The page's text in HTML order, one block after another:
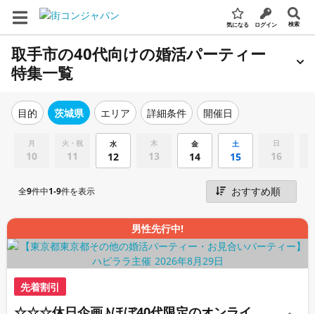
気になる ログイン 検索
取手市の40代向けの婚活パーティー
特集一覧
目的 茨城県 エリア 詳細条件 開催日
月
10
火・祝
11
水
12
木
13
金
14
土
15
日
16
全9件中1-9件を表示
男性先行中!
先着割引